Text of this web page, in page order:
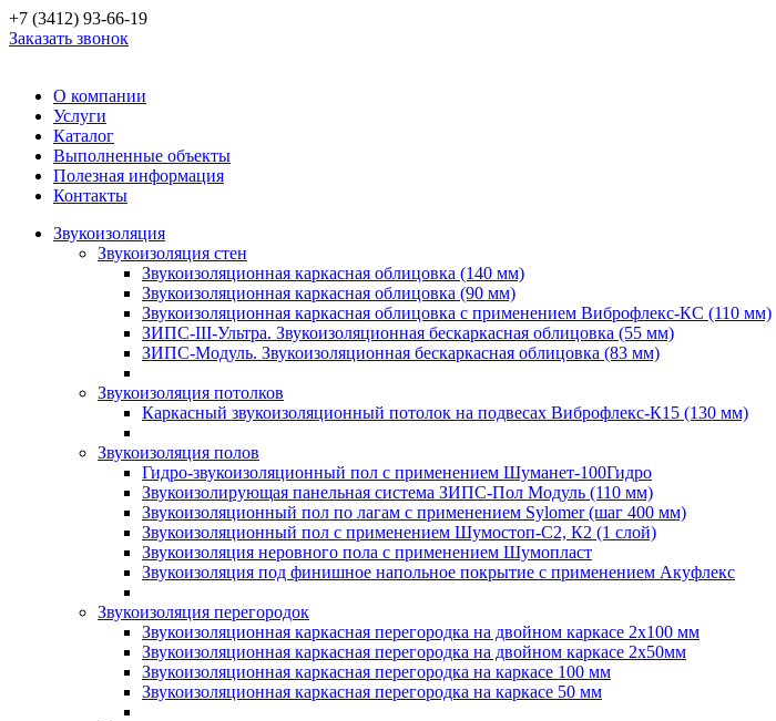
+7 (3412) 93-66-19
Заказать звонок
О компании
Услуги
Каталог
Выполненные объекты
Полезная информация
Контакты
Звукоизоляция
Звукоизоляция стен
Звукоизоляционная каркасная облицовка (140 мм)
Звукоизоляционная каркасная облицовка (90 мм)
Звукоизоляционная каркасная облицовка с применением Виброфлекс-КС (110 мм)
ЗИПС-III-Ультра. Звукоизоляционная бескаркасная облицовка (55 мм)
ЗИПС-Модуль. Звукоизоляционная бескаркасная облицовка (83 мм)
Звукоизоляция потолков
Каркасный звукоизоляционный потолок на подвесах Виброфлекс-К15 (130 мм)
Звукоизоляция полов
Гидро-звукоизоляционный пол с применением Шуманет-100Гидро
Звукоизолирующая панельная система ЗИПС-Пол Модуль (110 мм)
Звукоизоляционный пол по лагам с применением Sylomer (шаг 400 мм)
Звукоизоляционный пол с применением Шумостоп-С2, К2 (1 слой)
Звукоизоляция неровного пола с применением Шумопласт
Звукоизоляция под финишное напольное покрытие с применением Акуфлекс
Звукоизоляция перегородок
Звукоизоляционная каркасная перегородка на двойном каркасе 2х100 мм
Звукоизоляционная каркасная перегородка на двойном каркасе 2х50мм
Звукоизоляционная каркасная перегородка на каркасе 100 мм
Звукоизоляционная каркасная перегородка на каркасе 50 мм